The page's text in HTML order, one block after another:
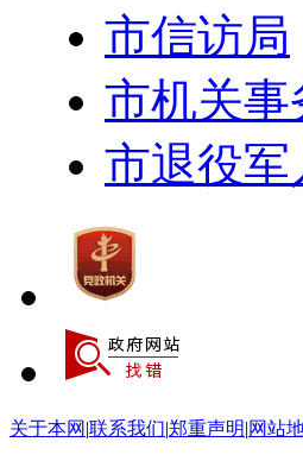
市信访局
市机关事
市退役军
关于本网 |联系我们|郑重声明|网站